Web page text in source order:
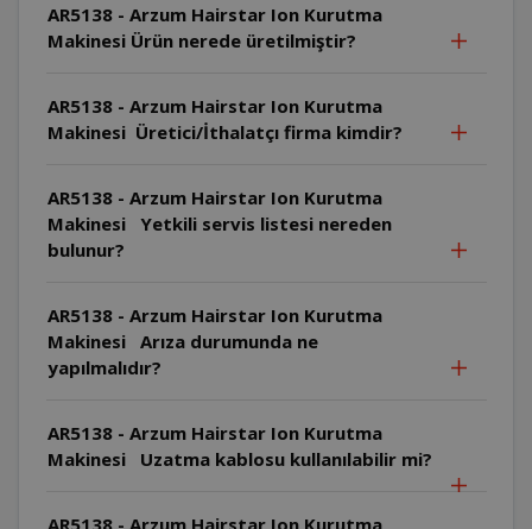
AR5138 - Arzum Hairstar Ion Kurutma
Makinesi Ürün nerede üretilmiştir?
AR5138 - Arzum Hairstar Ion Kurutma
Makinesi Üretici/İthalatçı firma kimdir?
AR5138 - Arzum Hairstar Ion Kurutma
Makinesi Yetkili servis listesi nereden
bulunur?
AR5138 - Arzum Hairstar Ion Kurutma
Makinesi Arıza durumunda ne
yapılmalıdır?
AR5138 - Arzum Hairstar Ion Kurutma
Makinesi Uzatma kablosu kullanılabilir mi?
AR5138 - Arzum Hairstar Ion Kurutma